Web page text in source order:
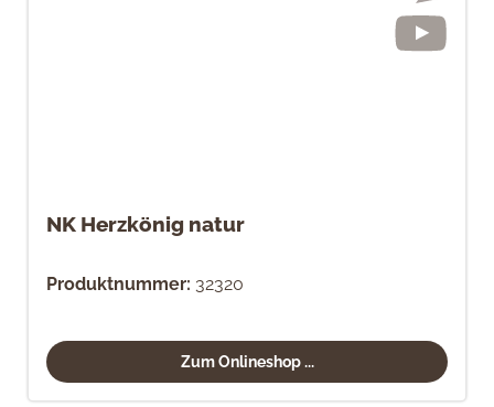
NK Herzkönig natur
Produktnummer: 32320
Zum Onlineshop ...